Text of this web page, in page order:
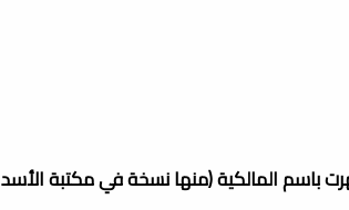
باسم المالكية (منها نسخة في مكتبة الأسد